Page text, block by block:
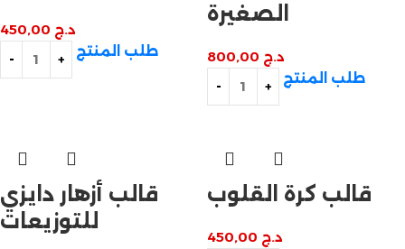
د.ج
طلب المنتج
الصغيرة
د.ج
طلب المنتج
قالب أزهار دايزي
للتوزيعات
قالب كرة القلوب
د.ج